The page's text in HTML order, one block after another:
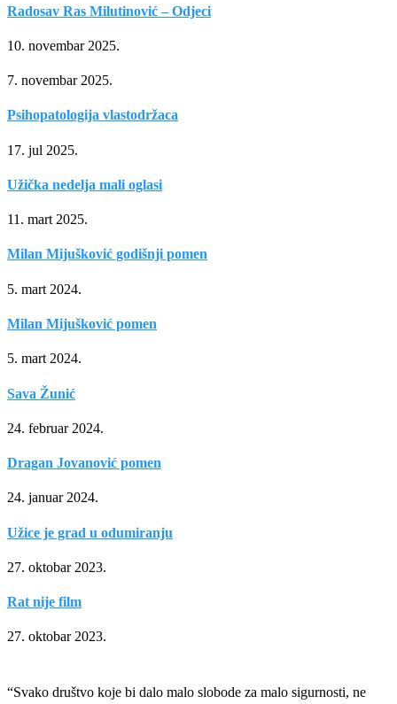
Radosav Ras Milutinović – Odjeci
10. novembar 2025.
7. novembar 2025.
Psihopatologija vlastodržaca
17. jul 2025.
Užička nedelja mali oglasi
11. mart 2025.
Milan Mijušković godišnji pomen
5. mart 2024.
Milan Mijušković pomen
5. mart 2024.
Sava Žunić
24. februar 2024.
Dragan Jovanović pomen
24. januar 2024.
Užice je grad u odumiranju
27. oktobar 2023.
Rat nije film
27. oktobar 2023.
“Svako društvo koje bi dalo malo slobode za malo sigurnosti, ne